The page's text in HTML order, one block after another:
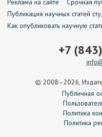
Реклама на сайте
Срочная
Публикация научных статей
Как опубликовать научную
+7
© 2008–2026,
Публичная
Политика
Политика